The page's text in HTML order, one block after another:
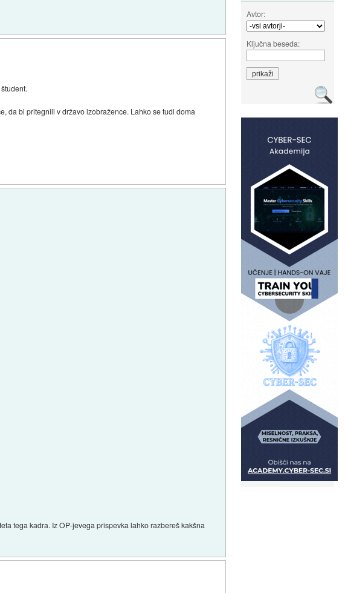
Avtor:
Ključna beseda:
da bi pritegnili v državo izobražence. Lahko se tudi doma
tega kadra. Iz OP-jevega prispevka lahko razbereš kakšna